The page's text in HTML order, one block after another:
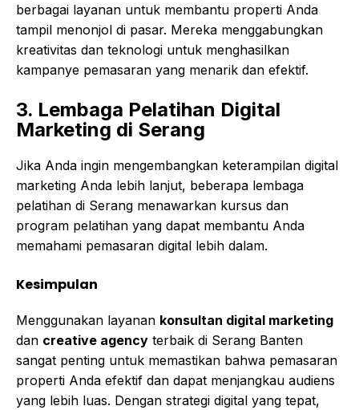
berbagai layanan untuk membantu properti Anda
tampil menonjol di pasar. Mereka menggabungkan
kreativitas dan teknologi untuk menghasilkan
kampanye pemasaran yang menarik dan efektif.
3. Lembaga Pelatihan Digital
Marketing di Serang
Jika Anda ingin mengembangkan keterampilan digital
marketing Anda lebih lanjut, beberapa lembaga
pelatihan di Serang menawarkan kursus dan
program pelatihan yang dapat membantu Anda
memahami pemasaran digital lebih dalam.
Kesimpulan
Menggunakan layanan konsultan digital marketing
dan creative agency terbaik di Serang Banten
sangat penting untuk memastikan bahwa pemasaran
properti Anda efektif dan dapat menjangkau audiens
yang lebih luas. Dengan strategi digital yang tepat,